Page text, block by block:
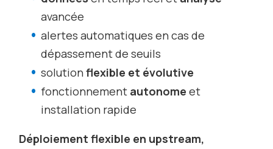
avancée
alertes automatiques en cas de
dépassement de seuils
solutionflexible et évolutive
fonctionnement autonome et
installation rapide
Déploiement flexible en upstream,